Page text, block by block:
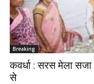
Breaking
कवर्धा : सरस मेला
से